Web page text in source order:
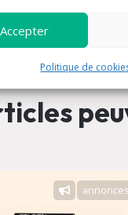
Accepter
Politique de
annonces